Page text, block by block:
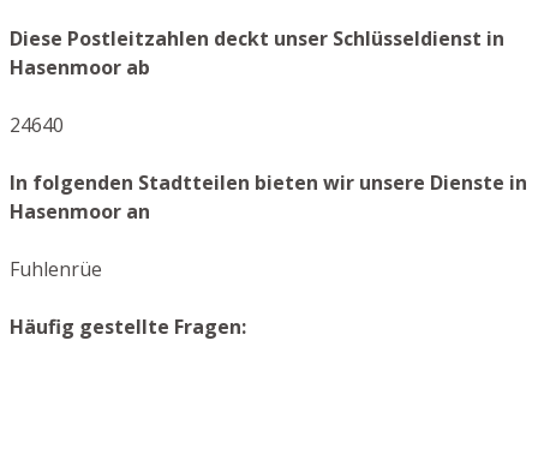
Diese Postleitzahlen deckt unser Schlüsseldienst in
Hasenmoor ab
24640
In folgenden Stadtteilen bieten wir unsere Dienste in
Hasenmoor an
Fuhlenrüe
Häufig gestellte Fragen: